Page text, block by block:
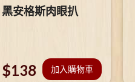
黑安格斯肉眼扒
$138 加入購物車